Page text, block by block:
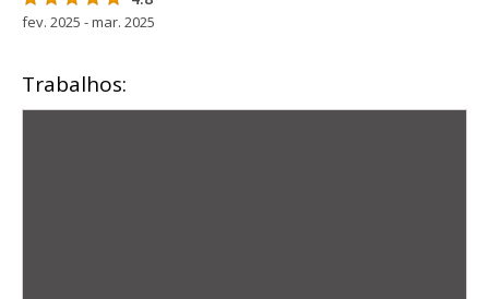
fev. 2025 - mar. 2025
Trabalhos: